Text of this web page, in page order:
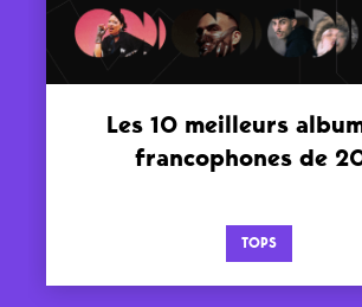
Les 10 meilleurs
francophones de
TOPS